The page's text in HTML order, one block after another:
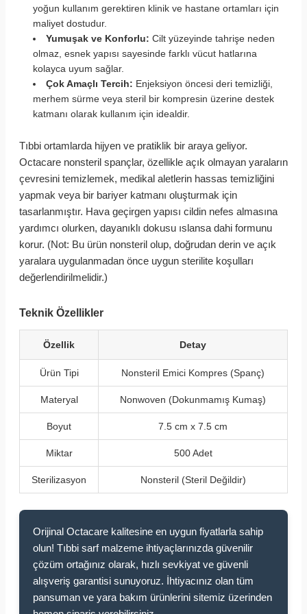
yoğun kullanım gerektiren klinik ve hastane ortamları için
maliyet dostudur.
Yumuşak ve Konforlu: Cilt yüzeyinde tahrişe neden
olmaz, esnek yapısı sayesinde farklı vücut hatlarına
kolayca uyum sağlar.
Çok Amaçlı Tercih: Enjeksiyon öncesi deri temizliği,
merhem sürme veya steril bir kompresin üzerine destek
katmanı olarak kullanım için idealdir.
Tıbbi ortamlarda hijyen ve pratiklik bir araya geliyor.
Octacare nonsteril spançlar, özellikle açık olmayan yaraların
çevresini temizlemek, medikal aletlerin hassas temizliğini
yapmak veya bir bariyer katmanı oluşturmak için
tasarlanmıştır. Hava geçirgen yapısı cildin nefes almasına
yardımcı olurken, dayanıklı dokusu ıslansa dahi formunu
korur. (Not: Bu ürün nonsteril olup, doğrudan derin ve açık
yaralara uygulanmadan önce uygun sterilite koşulları
değerlendirilmelidir.)
Teknik Özellikler
Özellik Detay
Ürün Tipi Nonsteril Emici Kompres (Spanç)
Materyal Nonwoven (Dokunmamış Kumaş)
Boyut 7.5 cm x 7.5 cm
Miktar 500 Adet
Sterilizasyon Nonsteril (Steril Değildir)
Orijinal Octacare kalitesine en uygun fiyatlarla sahip
olun! Tıbbi sarf malzeme ihtiyaçlarınızda güvenilir
çözüm ortağınız olarak, hızlı sevkiyat ve güvenli
alışveriş garantisi sunuyoruz. İhtiyacınız olan tüm
pansuman ve yara bakım ürünlerini sitemiz üzerinden